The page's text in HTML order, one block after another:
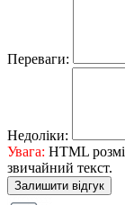
Переваги:
Недоліки:
Увага: HTML
звичайний текст.
Залишити відгук